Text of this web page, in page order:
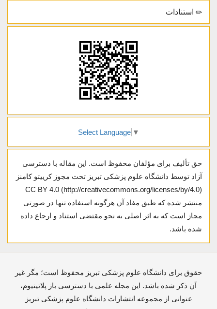
استنادات
Select Language ▼
حق تألیف برای مؤلفان محفوظ است. این مقاله با دسترسی
آزاد توسط دانشگاه علوم پزشکی تبریز تحت مجوز کرییتو کامنز
CC BY 4.0 (http://creativecommons.org/licenses/by/4.0)
منتشر شده که طبق مفاد آن هرگونه استفاده تنها در صورتی
مجاز است که به اثر اصلی به نحو مقتضی استناد و ارجاع داده
شده باشد.
حقوق برای دانشگاه علوم پزشکی تبریز محفوظ است؛ مگر غیر
آن ذکر شده باشد. این مجله علمی با دسترسی باز پلاتینیوم،
عنوانی از مجموعه انتشارات دانشگاه علوم پزشکی تبریز